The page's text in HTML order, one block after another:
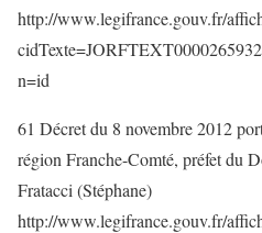
http://www.legifrance.gouv.fr/
n=id
61 Décret du 8 novembre 2012
région Franche-Comté, préfet du
Fratacci (Stéphane)
http://www.legifrance.gouv.fr/